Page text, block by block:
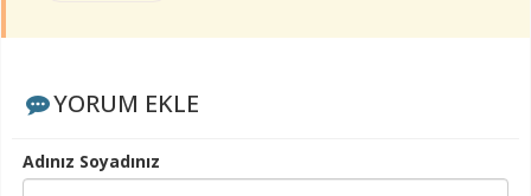
YORUM EKLE
Adınız Soyadınız